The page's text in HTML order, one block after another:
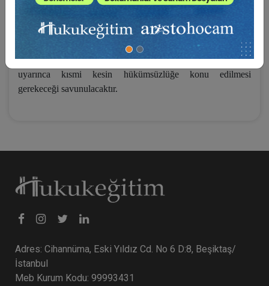
kanunen belirlenmiş miktarının %100 fazlasını yani diğer bir
gözetilmesi gerektiğini savunacağız. Böylece sözleşmede
para borcunun ifasında temerrüde dayalı ayrıca ceza koşulu
kararlaştırılması durumunda anılan miktarın TBK m. 27/II
uyarınca kısmi kesin hükümsüzlüğe konu edilmesi
gerekeceği savunulacaktır.
Adres: Cihannüma, Eski Yıldız Cd. No 6 D:8, Beşiktaş/
İstanbul
Meb Kurum Kodu: 99993431